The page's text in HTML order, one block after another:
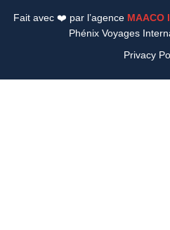
Fait avec ❤️ par l’agence MAACO
Phénix Voyages
Privacy